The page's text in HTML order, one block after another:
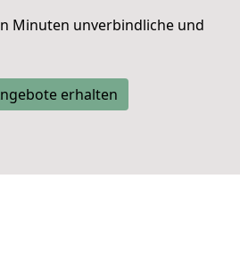
Minuten unverbindliche und
erhalten